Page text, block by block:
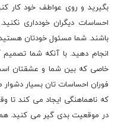
بگیرید و روی عواطف خود کار
احساسات دیگران خودداری
باشند. شما مسئول خودتان
انجام دهید. با آنکه شما تصمیم
خاصی که بین شما و عشقتان
فوران احساسات تان بسیار
که ناهماهنگی ایجاد می کند تا
در موقعیت بدی گیر می کنید.